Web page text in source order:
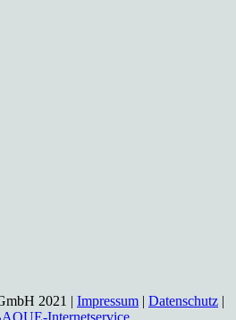
2021 | Impressum | Datenschutz |
Internetservice